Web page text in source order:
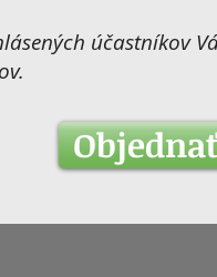
účastníkov